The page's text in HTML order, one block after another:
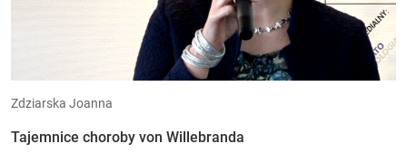
Zdziarska Joanna
Tajemnice choroby von Willebranda